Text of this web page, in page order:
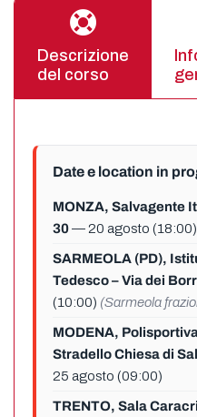
Descrizione
del corso
Date e location in
MONZA, Salvagente
30— 20 agosto (18:00)
SARMEOLA (PD),
Tedesco – Via dei
(10:00) (Sarmeola
MODENA,
Stradello Chiesa di
25 agosto (09:00)
TRENTO, Sala